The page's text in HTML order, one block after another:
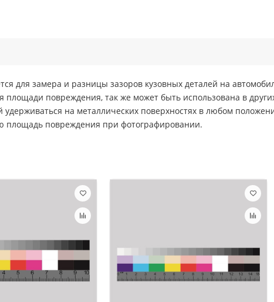
для замера и разницы зазоров кузовных деталей на
площади повреждения, так же может быть использована в
на металлических поверхностях в любом
площадь повреждения при фотографировании.